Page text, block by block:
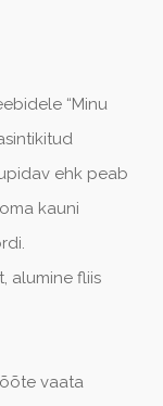
“Minu
ehk peab
kauni
alumine fliis
vaata